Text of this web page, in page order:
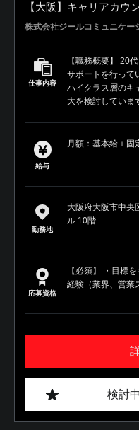
【大阪】キャリアカウ
株式会社ジールコミュニケー
仕事内容
【職務概要】 20
サポートを行って
ハイクラス層のキ
大を検討していま
給与
月額：基本給＋固
勤務地
大阪府大阪市中央
ル 10階
応募資格
【必須】 ・目標
経験（業界、営
検討